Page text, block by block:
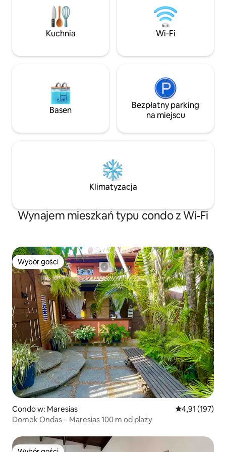
przestrzenie zewnętrzne z zadaszonym
tarasem, dużym stołem, sofami,
hamakami i grillem, a także tropikalnym
ogrodem oświetlanym w nocy.
zmienić scenerię,
i ponownie
zwierzakiem u
Kuchnia Wi-Fi
Basen
Bezpłatny parking
na miejscu
Klimatyzacja
Wynajem mieszkań typu condo z Wi-Fi
Wybór gości
Wybór gości
Condo w: Maresias Średnia
4,91 (197)
Domek Ondas – Maresias 100 m od plaży